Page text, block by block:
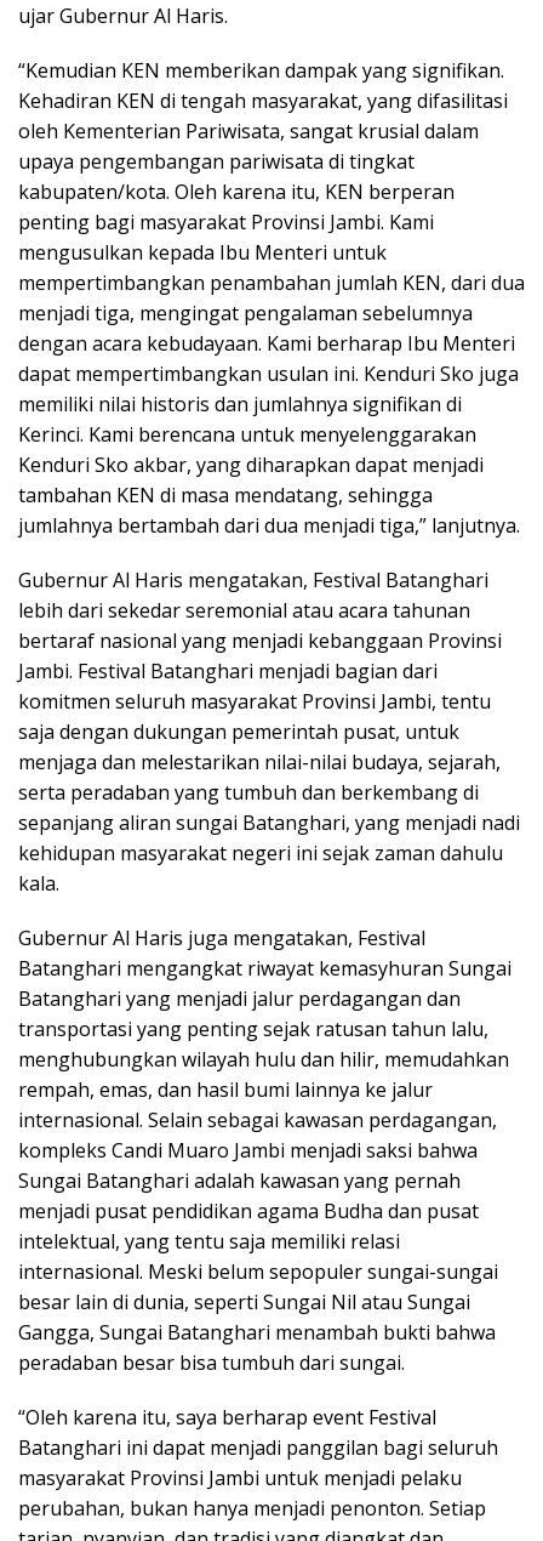
ujar Gubernur Al Haris.
“Kemudian KEN memberikan dampak yang signifikan.
Kehadiran KEN di tengah masyarakat, yang difasilitasi
oleh Kementerian Pariwisata, sangat krusial dalam
upaya pengembangan pariwisata di tingkat
kabupaten/kota. Oleh karena itu, KEN berperan
penting bagi masyarakat Provinsi Jambi. Kami
mengusulkan kepada Ibu Menteri untuk
mempertimbangkan penambahan jumlah KEN, dari dua
menjadi tiga, mengingat pengalaman sebelumnya
dengan acara kebudayaan. Kami berharap Ibu Menteri
dapat mempertimbangkan usulan ini. Kenduri Sko juga
memiliki nilai historis dan jumlahnya signifikan di
Kerinci. Kami berencana untuk menyelenggarakan
Kenduri Sko akbar, yang diharapkan dapat menjadi
tambahan KEN di masa mendatang, sehingga
jumlahnya bertambah dari dua menjadi tiga,” lanjutnya.
Gubernur Al Haris mengatakan, Festival Batanghari
lebih dari sekedar seremonial atau acara tahunan
bertaraf nasional yang menjadi kebanggaan Provinsi
Jambi. Festival Batanghari menjadi bagian dari
komitmen seluruh masyarakat Provinsi Jambi, tentu
saja dengan dukungan pemerintah pusat, untuk
menjaga dan melestarikan nilai-nilai budaya, sejarah,
serta peradaban yang tumbuh dan berkembang di
sepanjang aliran sungai Batanghari, yang menjadi nadi
kehidupan masyarakat negeri ini sejak zaman dahulu
kala.
Gubernur Al Haris juga mengatakan, Festival
Batanghari mengangkat riwayat kemasyhuran Sungai
Batanghari yang menjadi jalur perdagangan dan
transportasi yang penting sejak ratusan tahun lalu,
menghubungkan wilayah hulu dan hilir, memudahkan
rempah, emas, dan hasil bumi lainnya ke jalur
internasional. Selain sebagai kawasan perdagangan,
kompleks Candi Muaro Jambi menjadi saksi bahwa
Sungai Batanghari adalah kawasan yang pernah
menjadi pusat pendidikan agama Budha dan pusat
intelektual, yang tentu saja memiliki relasi
internasional. Meski belum sepopuler sungai-sungai
besar lain di dunia, seperti Sungai Nil atau Sungai
Gangga, Sungai Batanghari menambah bukti bahwa
peradaban besar bisa tumbuh dari sungai.
“Oleh karena itu, saya berharap event Festival
Batanghari ini dapat menjadi panggilan bagi seluruh
masyarakat Provinsi Jambi untuk menjadi pelaku
perubahan, bukan hanya menjadi penonton. Setiap